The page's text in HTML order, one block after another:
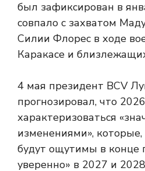
был зафиксирован в
совпало с захватом
Силии Флорес в ходе
Каракасе и
4 мая президент BCV
прогнозировал, что
характеризоваться
изменениями», которые,
будут ощутимы в конце
уверенно» в 2027 и